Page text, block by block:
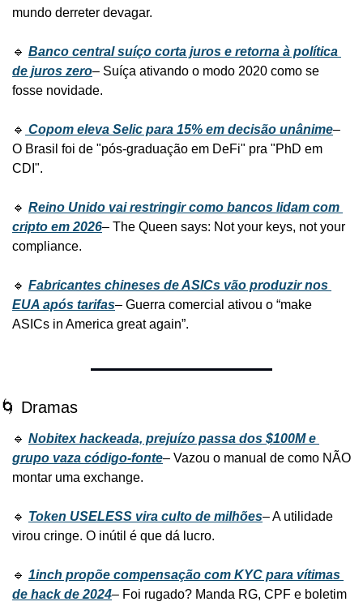
mundo derreter devagar.
🔹 Banco central suíço corta juros e retorna à política
de juros zero– Suíça ativando o modo 2020 como se
fosse novidade.
🔹 Copom eleva Selic para 15% em decisão unânime–
O Brasil foi de "pós-graduação em DeFi" pra "PhD em
CDI".
🔹 Reino Unido vai restringir como bancos lidam com
cripto em 2026– The Queen says: Not your keys, not your
compliance.
🔹 Fabricantes chineses de ASICs vão produzir nos
EUA após tarifas– Guerra comercial ativou o “make
ASICs in America great again”.
🌀 Dramas
🔹 Nobitex hackeada, prejuízo passa dos $100M e
grupo vaza código-fonte– Vazou o manual de como NÃO
montar uma exchange.
🔹 Token USELESS vira culto de milhões– A utilidade
virou cringe. O inútil é que dá lucro.
🔹 1inch propõe compensação com KYC para vítimas
de hack de 2024– Foi rugado? Manda RG, CPF e boletim